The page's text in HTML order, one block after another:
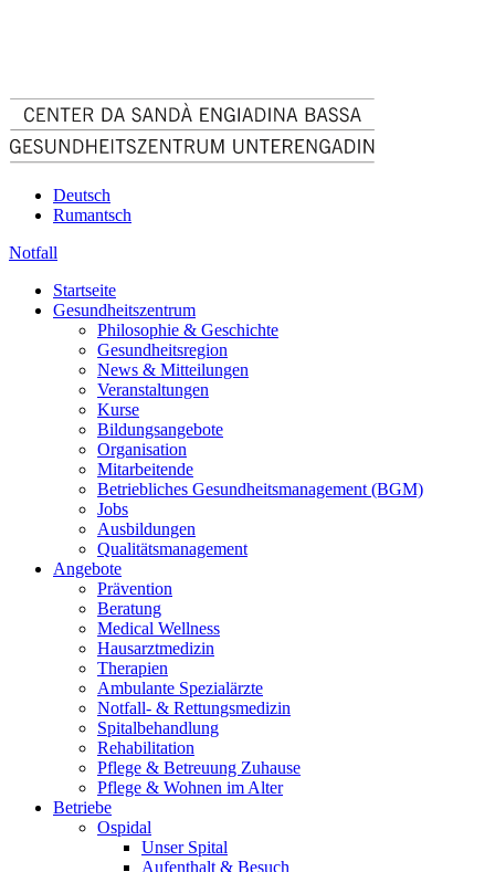
Deutsch
Rumantsch
Notfall
Startseite
Gesundheitszentrum
Philosophie & Geschichte
Gesundheitsregion
News & Mitteilungen
Veranstaltungen
Kurse
Bildungsangebote
Organisation
Mitarbeitende
Betriebliches Gesundheitsmanagement (BGM)
Jobs
Ausbildungen
Qualitätsmanagement
Angebote
Prävention
Beratung
Medical Wellness
Hausarztmedizin
Therapien
Ambulante Spezialärzte
Notfall- & Rettungsmedizin
Spitalbehandlung
Rehabilitation
Pflege & Betreuung Zuhause
Pflege & Wohnen im Alter
Betriebe
Ospidal
Unser Spital
Aufenthalt & Besuch